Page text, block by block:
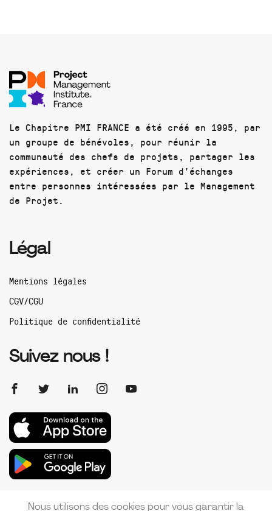
Le Chapitre PMI FRANCE a été créé en 1995, par
un groupe de bénévoles, pour réunir la
communauté des chefs de projets, partager les
expériences, et créer un Forum d'échanges
entre personnes intéressées par le Management
de Projet.
Légal
Mentions légales
CGV/CGU
Politique de confidentialité
Suivez nous !
Nous utilisons des cookies pour vous garantir la